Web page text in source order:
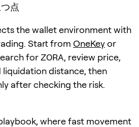
点
the wallet environment with
Start from OneKeyor
forZORA, review price,
liquidation distance, then
after checking the risk.
where fast movement